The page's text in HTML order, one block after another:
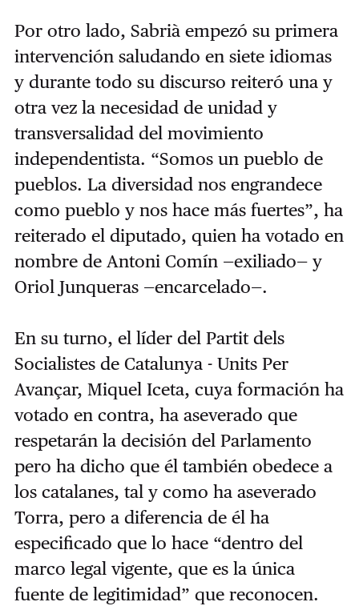
Por otro lado, Sabrià empezó su primera
intervención saludando en siete idiomas
y durante todo su discurso reiteró una y
otra vez la necesidad de unidad y
transversalidad del movimiento
independentista. “Somos un pueblo de
pueblos. La diversidad nos engrandece
como pueblo y nos hace más fuertes”, ha
reiterado el diputado, quien ha votado en
nombre de Antoni Comín —exiliado— y
Oriol Junqueras —encarcelado—.
En su turno, el líder del Partit dels
Socialistes de Catalunya - Units Per
Avançar, Miquel Iceta, cuya formación ha
votado en contra, ha aseverado que
respetarán la decisión del Parlamento
pero ha dicho que él también obedece a
los catalanes, tal y como ha aseverado
Torra, pero a diferencia de él ha
especificado que lo hace “dentro del
marco legal vigente, que es la única
fuente de legitimidad” que reconocen.